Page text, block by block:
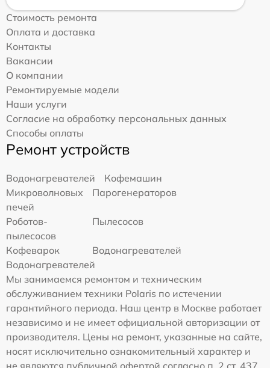
Стоимость ремонта
Оплата и доставка
Контакты
Вакансии
О компании
Ремонтируемые модели
Наши услуги
Согласие на обработку персональных данных
Способы оплаты
Ремонт устройств
Водонагревателей
Кофемашин
Микроволновых
печей
Парогенераторов
Роботов-
пылесосов
Пылесосов
Кофеварок
Водонагревателей
Водонагревателей
Мы занимаемся ремонтом и техническим
обслуживанием техники Polaris по истечении
гарантийного периода. Наш центр в Москве работает
независимо и не имеет официальной авторизации от
производителя. Цены на ремонт, указанные на сайте,
носят исключительно ознакомительный характер и
не являются публичной офертой согласно п. 2 ст. 437